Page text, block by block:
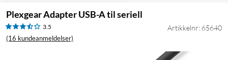
Plexgear Adapter USB-A til seriell
3.5
(16 kundeanmeldelser)
Artikkelnr: 65640